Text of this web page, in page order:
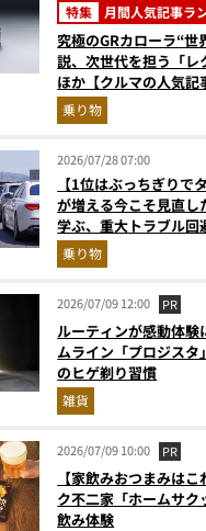
特集 月間人気記事ラ
究極のGRカローラ“
説、次世代を担う「
ほか【クルマの人気
（2026年6月版）
乗り物
2026/07/28 07:00
【1位はぶっちぎりで
が増える今こそ見直し
学ぶ、重大トラブル回
フメンテ術
乗り物
2026/07/09 12:00 PR
ルーティンが感動体
ムライン「プロジスタ
のヒゲ剃り習慣
雑貨
2026/07/09 10:00 PR
【家飲みおつまみは
ク不二家「ホームサ
飲み体験